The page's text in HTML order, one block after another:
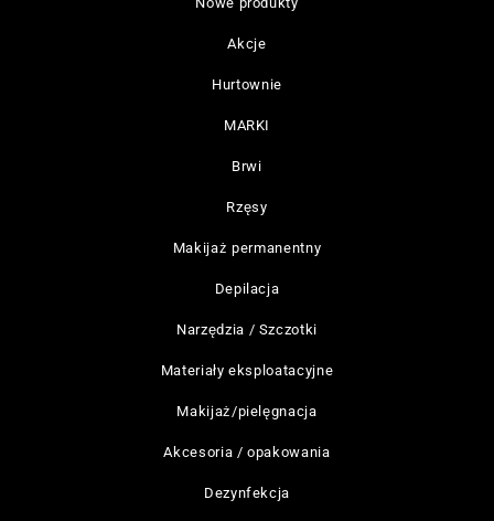
Akcje
Hurtownie
MARKI
Brwi
Rzęsy
Makijaż permanentny
Depilacja
Narzędzia / Szczotki
Materiały eksploatacyjne
Makijaż/pielęgnacja
Akcesoria / opakowania
Dezynfekcja